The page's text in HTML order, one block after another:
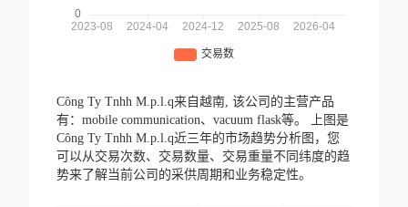
Công Ty Tnhh M.p.l.q来自越南, 该公司的主营产品
有：mobile communication、vacuum flask等。
上图是
Công Ty Tnhh M.p.l.q近三年的市场趋势分析图，您
可以从交易次数、交易数量、交易重量不同纬度的趋
势来了解当前公司的采供周期和业务稳定性。